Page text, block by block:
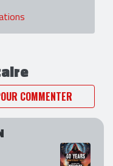
COMMENTER